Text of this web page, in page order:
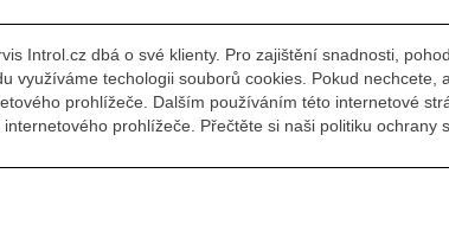
Introl.cz dbá o své klienty. Pro zajištění snadnosti,
využíváme techologii souborů cookies. Pokud nechcete,
prohlížeče. Dalším používáním této internetové
prohlížeče. Přečtěte si naši politiku ochrany